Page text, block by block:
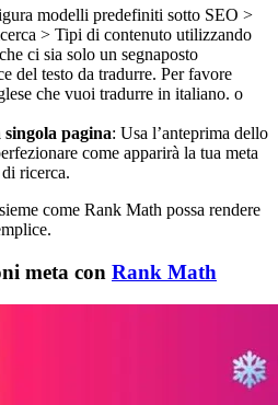
modelli predefiniti sotto SEO >
> Tipi di contenuto utilizzando
ci sia solo un segnaposto
del testo da tradurre. Per favore
che vuoi tradurre in italiano. o
pagina: Usa l’anteprima dello
come apparirà la tua meta
ricerca.
come Rank Math possa rendere
meta con Rank Math